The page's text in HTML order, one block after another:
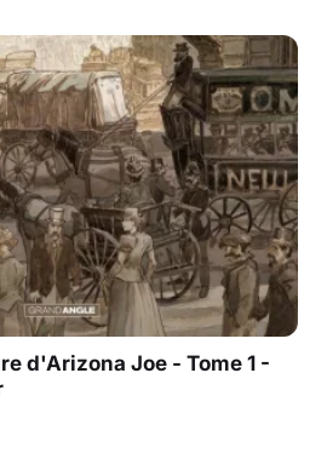
d'Arizona Joe - Tome 1 -